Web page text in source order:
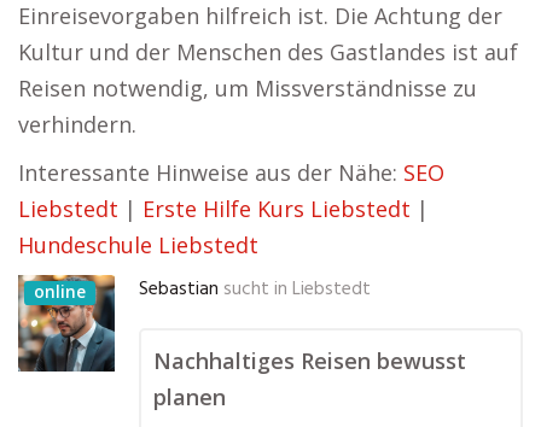
Einreisevorgaben hilfreich ist. Die Achtung der
Kultur und der Menschen des Gastlandes ist auf
Reisen notwendig, um Missverständnisse zu
verhindern.
Interessante Hinweise aus der Nähe: SEO
Liebstedt | Erste Hilfe Kurs Liebstedt |
Hundeschule Liebstedt
online Sebastian sucht in Liebstedt
Nachhaltiges Reisen bewusst
planen